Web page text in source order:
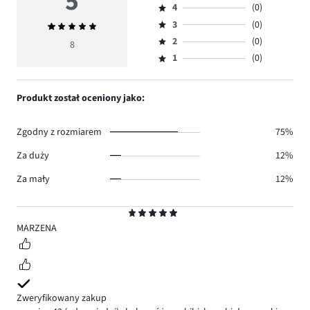
5
MARZENA
Zweryfikowany zakup
Średnia
ocena
8
5,
ilość
głosów
8.
Ocena
4,
ilość
głosów
4
(0)
Ocena
3,
ilość
3
(0)
Ocena
2,
2
(0)
Ocena
1,
1 (0)
Produkt został oceniony jako:
Zgodny z rozmiarem
75%
Za duży
12%
Za mały
12%